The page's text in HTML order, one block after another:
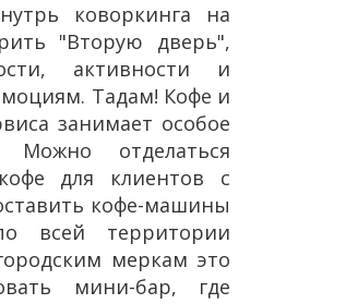
коворкинга на
"Вторую дверь",
активности и
Тадам! Кофе и
занимает особое
отделаться
для клиентов с
кофе-машины
всей территории
меркам это
мини-бар, где